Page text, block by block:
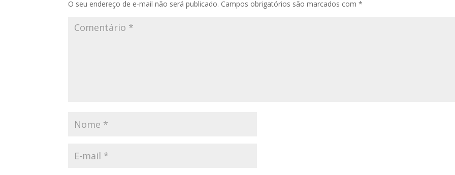
O seu endereço de e-mail não será publicado. Campos obrigatórios são marcados com*